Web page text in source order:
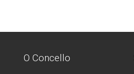
O Concello